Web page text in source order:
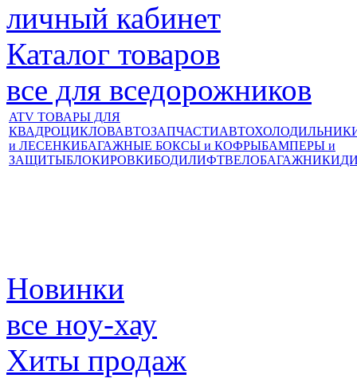
личный кабинет
Каталог товаров
все для вседорожников
ATV ТОВАРЫ ДЛЯ
КВАДРОЦИКЛОВАВТОЗАПЧАСТИ
и ЛЕСЕНКИБАГАЖНЫЕ БОКСЫ и КОФРЫБАМПЕРЫ и
ЗАЩИТЫБЛОКИРОВКИБОДИЛИФТВЕЛОБАГАЖНИКИ
Новинки
все ноу-хау
Хиты продаж